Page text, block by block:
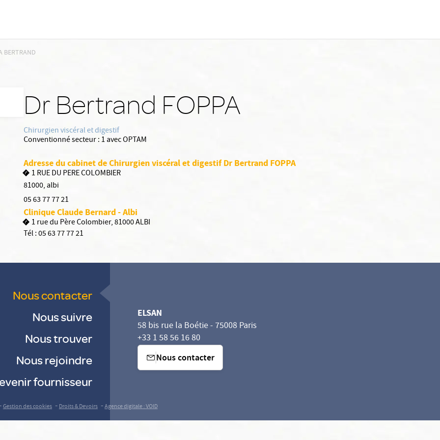
BERTRAND
Dr Bertrand FOPPA
Chirurgien viscéral et digestif
Conventionné secteur : 1 avec OPTAM
Adresse du cabinet de Chirurgien viscéral et digestif Dr Bertrand FOPPA
1 RUE DU PERE COLOMBIER
81000,albi
05 63 77 77 21
Clinique Claude Bernard - Albi
1 rue du Père Colombier, 81000 ALBI
Tél :05 63 77 77 21
Nous contacter
Nous suivre
Nous trouver
Nous rejoindre
fournisseur
ELSAN
58 bis rue la Boétie - 75008 Paris
+33 1 58 56 16 80
Nous contacter
Gestion des cookies -Droits & Devoirs -Agence digitale : VOID